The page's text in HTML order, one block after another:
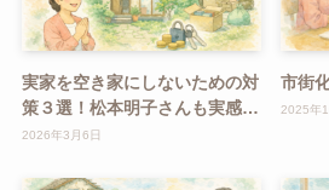
実家を空き家にしないための対
策３選！松本明子さんも実感し
た「早めの対策」の重要性
2026年3月6日
市街
2025年